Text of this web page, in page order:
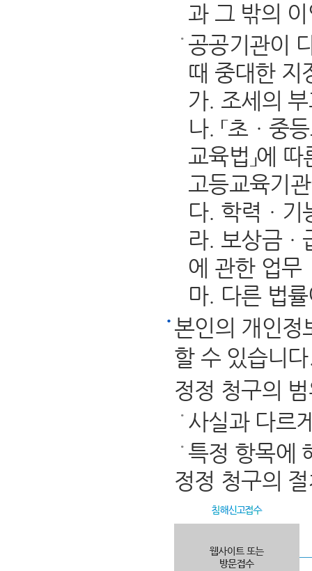
과 그 밖의
공공기관이
때 중대한 지
가. 조세의
나. 「초ㆍ중
교육법」에
고등교육기
다. 학력ㆍ기
라. 보상금ㆍ
에 관한 업무
마. 다른 법
본인의 개인정
할 수 있습니
정정 청구의
사실과 다르
특정 항목에
정정 청구의 절